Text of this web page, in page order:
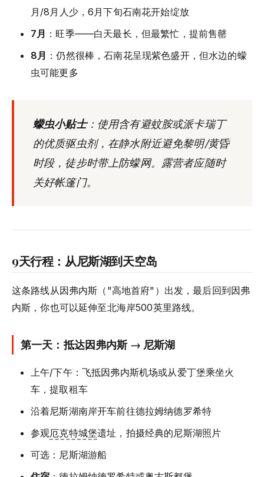
月/8月人少，6月下旬石南花开始绽放
7月 ：旺季——白天最长，但最繁忙，提前售罄
8月 ：仍然很棒，石南花呈现紫色盛开，但水边的蠓
虫可能更多
蠓虫小贴士：使用含有避蚊胺或派卡瑞丁
的优质驱虫剂，在静水附近避免黎明/黄昏
时段，徒步时带上防蠓网。露营者应随时
关好帐篷门。
9天行程：从尼斯湖到天空岛
这条路线从因弗内斯（"高地首府"）出发，最后回到因弗
内斯，你也可以延伸至北海岸500英里路线。
第一天：抵达因弗内斯 → 尼斯湖
上午/下午：飞抵因弗内斯机场或从爱丁堡乘坐火
车，提取租车
沿着尼斯湖南岸开车前往德拉姆纳德罗希特
参观厄克特城堡遗址，拍摄经典的尼斯湖照片
可选：尼斯湖游船